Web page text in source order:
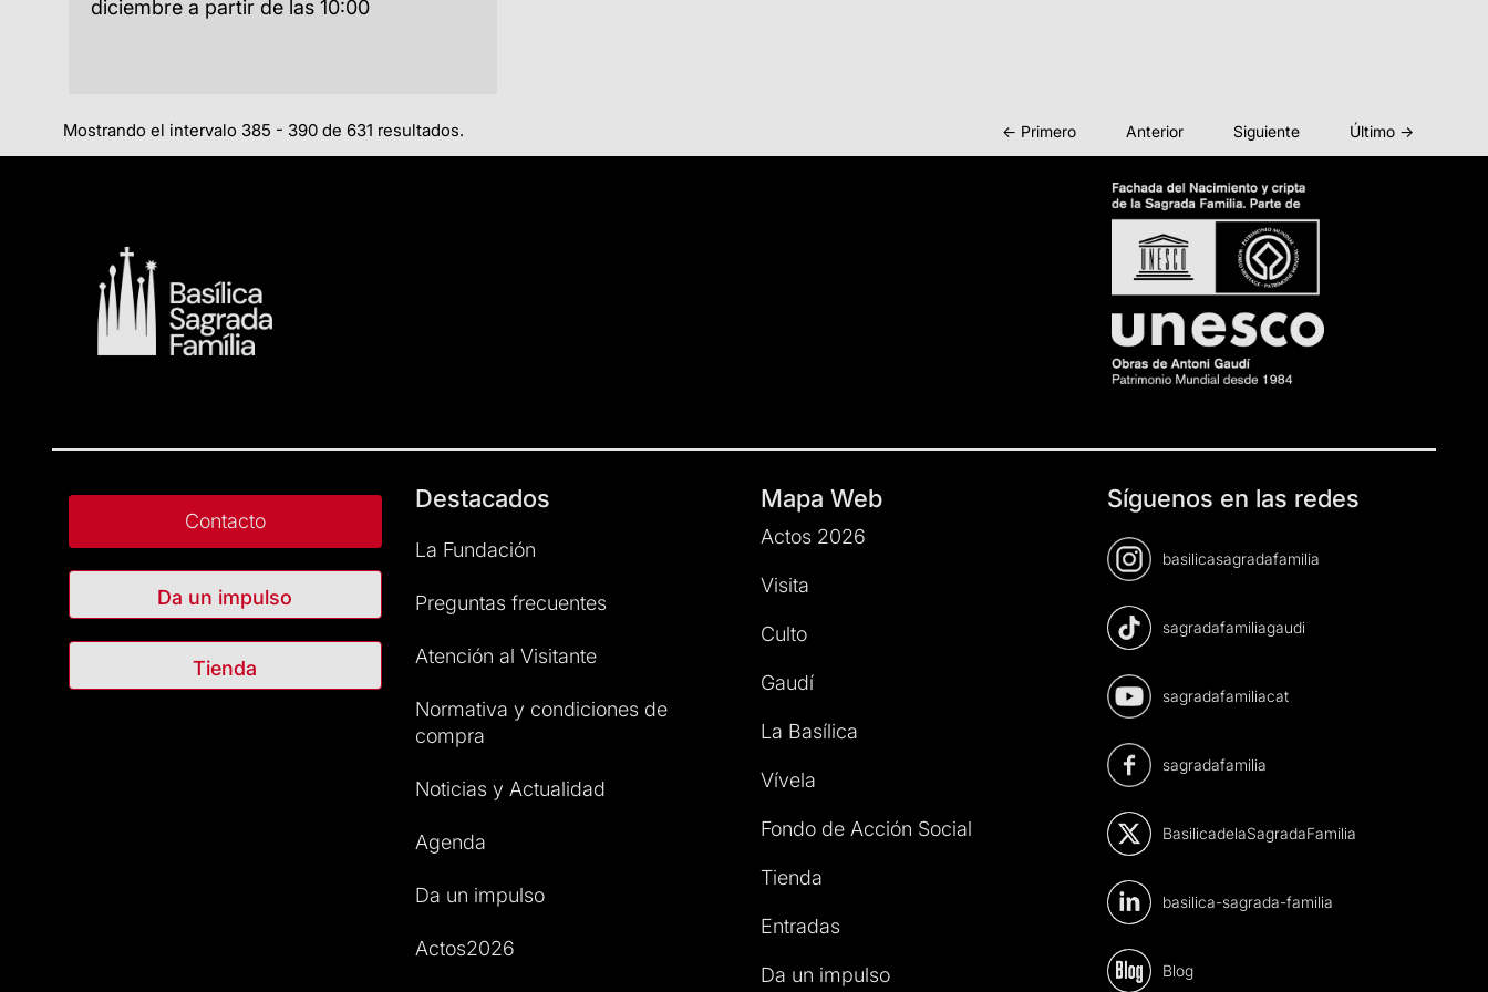
diciembre a partir de las 10:00
Mostrando el intervalo 385 - 390 de 631 resultados. ← Primero Anterior Siguiente Último →
Contacto
Da un impulso
Tienda
Destacados
La Fundación
Preguntas frecuentes
Atención al Visitante
Normativa y condiciones de
compra
Noticias y Actualidad
Agenda
Da un impulso
Actos2026
Mapa Web
Actos 2026
Visita
Culto
Gaudí
La Basílica
Vívela
Fondo de Acción Social
Tienda
Entradas
Da un impulso
Síguenos en las redes
basilicasagradafamilia
sagradafamiliagaudi
sagradafamiliacat
sagradafamilia
BasilicadelaSagradaFamilia
basilica-sagrada-familia
Blog